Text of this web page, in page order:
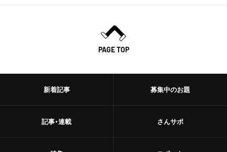
PAGE TOP
新着記事
記事・連載
募集中のお題
さんサポ